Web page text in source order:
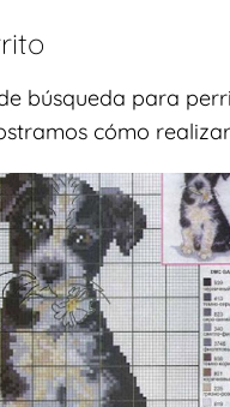
búsqueda para
cómo